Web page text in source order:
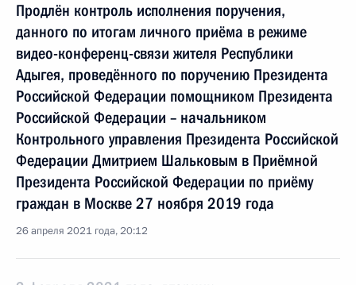
Продлён контроль исполнения поручения,
данного по итогам личного приёма в режиме
видео-конференц-связи жителя Республики
Адыгея, проведённого по поручению Президента
Российской Федерации помощником Президента
Российской Федерации – начальником
Контрольного управления Президента Российской
Федерации Дмитрием Шальковым в Приёмной
Президента Российской Федерации по приёму
граждан в Москве 27 ноября 2019 года
26 апреля 2021 года, 20:12